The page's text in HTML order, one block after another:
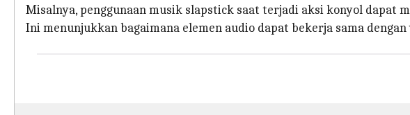
Misalnya, penggunaan musik slapstick saat terjadi aksi konyol dapat
Ini menunjukkan bagaimana elemen audio dapat bekerja sama